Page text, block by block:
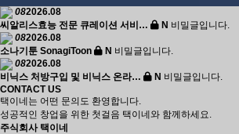
082026.08
씨알리스효능 전문 큐레이션 서비…
N 비밀글입니다.
082026.08
소나기툰 SonagiToon
N 비밀글입니다.
082026.08
비닉스 처방구입 및 비닉스 온라…
N 비밀글입니다.
CONTACT US
택이네는 어떤 문의도 환영합니다.
성공적인 창업을 위한 첫걸음 택이네와 함께하세요.
주식회사 택이네